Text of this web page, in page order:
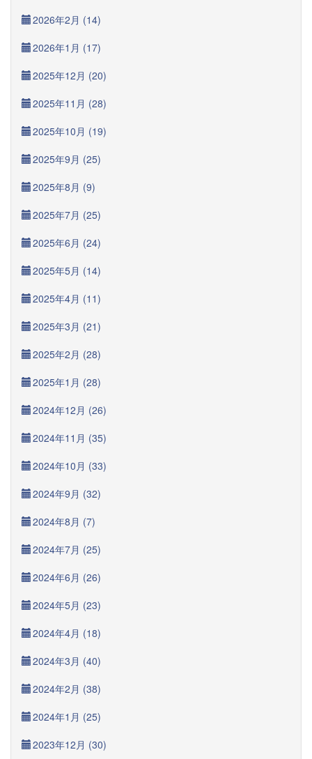
2026年2月 (14)
2026年1月 (17)
2025年12月 (20)
2025年11月 (28)
2025年10月 (19)
2025年9月 (25)
2025年8月 (9)
2025年7月 (25)
2025年6月 (24)
2025年5月 (14)
2025年4月 (11)
2025年3月 (21)
2025年2月 (28)
2025年1月 (28)
2024年12月 (26)
2024年11月 (35)
2024年10月 (33)
2024年9月 (32)
2024年8月 (7)
2024年7月 (25)
2024年6月 (26)
2024年5月 (23)
2024年4月 (18)
2024年3月 (40)
2024年2月 (38)
2024年1月 (25)
2023年12月 (30)